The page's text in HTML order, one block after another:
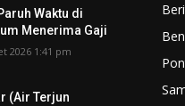
Waktu di
Menerima Gaji
2026 1:41 pm
(Air Terjun